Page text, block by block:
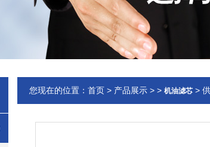
您现在的位置： 首页 > 产品展示 > > 机油滤芯 >